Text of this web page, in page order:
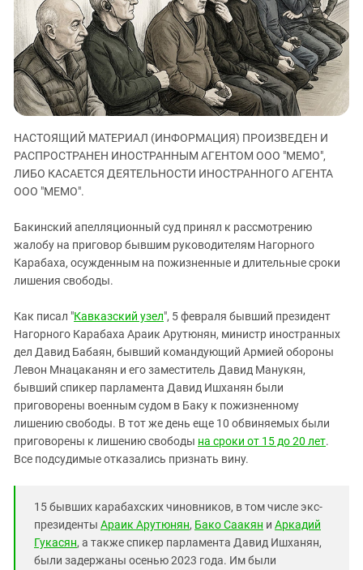
ЗАСТАВЛЯЕТ
КАВКАЗ ЗА ПАЛЕСТИНУ
ИНАКОМЫСЛИЕ В ЧЕЧНЕ
ПРЕСЛЕДОВАНИЕ АКТИВИСТОВ
МОБИЛИЗАЦИЯ И ПРОТЕСТЫ
Дагестан
Ингушетия
Кабардино-Балкария
Калмыкия
Карачаево-Черкесия
Краснодарский край
Российская Федерация
Северная Осетия - Алания
СКФО
Ставропольский край
Чечня
Южная Осетия
Южный Кавказ
ЮФО
НАСТОЯЩИЙ МАТЕРИАЛ (ИНФОРМАЦИЯ) ПРОИЗВЕДЕН И
РАСПРОСТРАНЕН ИНОСТРАННЫМ АГЕНТОМ ООО "МЕМО",
ЛИБО КАСАЕТСЯ ДЕЯТЕЛЬНОСТИ ИНОСТРАННОГО АГЕНТА
ООО "МЕМО".
Бакинский апелляционный суд принял к рассмотрению
жалобу на приговор бывшим руководителям Нагорного
Карабаха, осужденным на пожизненные и длительные сроки
лишения свободы.
Как писал "Кавказский узел", 5 февраля бывший президент
Нагорного Карабаха Араик Арутюнян, министр иностранных
дел Давид Бабаян, бывший командующий Армией обороны
Левон Мнацаканян и его заместитель Давид Манукян,
бывший спикер парламента Давид Ишханян были
приговорены военным судом в Баку к пожизненному
лишению свободы. В тот же день еще 10 обвиняемых были
приговорены к лишению свободы на сроки от 15 до 20 лет.
Все подсудимые отказались признать вину.
15 бывших карабахских чиновников, в том числе экс-
президенты Араик Арутюнян, Бако Саакян и Аркадий
Гукасян, а также спикер парламента Давид Ишханян,
были задержаны осенью 2023 года. Им были